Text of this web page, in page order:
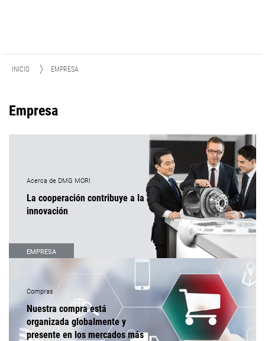
INICIO EMPRESA
Empresa
Acerca de DMG MORI
La cooperación contribuye a la
innovación
EMPRESA
Compras
Nuestra compra está
organizada globalmente y
presente en los mercados más